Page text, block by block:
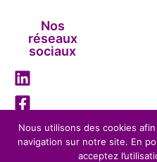
Nos
réseaux
sociaux
Mentions légales
Nous utilisons des cookies
navigation sur notre site. En
acceptez